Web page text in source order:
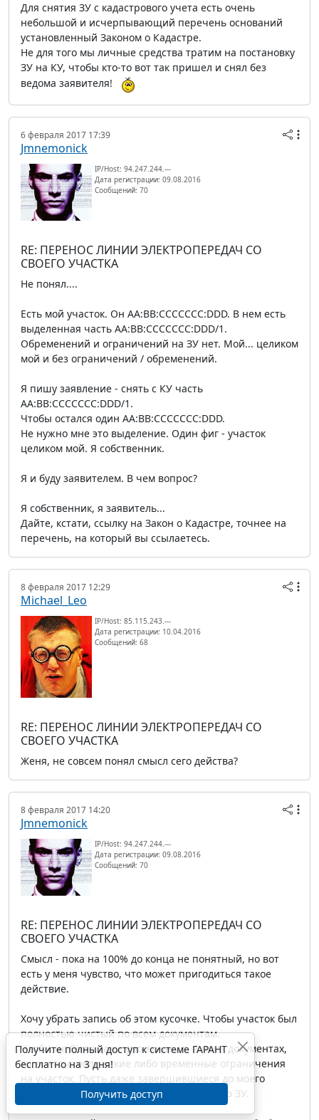
Для снятия ЗУ с кадастрового учета есть очень
небольшой и исчерпывающий перечень оснований
установленный Законом о Кадастре.
Не для того мы личные средства тратим на постановку
ЗУ на КУ, чтобы кто-то вот так пришел и снял без
ведома заявителя!
6 февраля 2017 17:39
Jmnemonick
IP/Host: 94.247.244.---
Дата регистрации: 09.08.2016
Сообщений: 70
RE: ПЕРЕНОС ЛИНИИ ЭЛЕКТРОПЕРЕДАЧ СО
СВОЕГО УЧАСТКА
Не понял....
Есть мой участок. Он AA:BB:CCCCCCC:DDD. В нем есть
выделенная часть AA:BB:CCCCCCC:DDD/1.
Обременений и ограничений на ЗУ нет. Мой... целиком
мой и без ограничений / обременений.
Я пишу заявление - снять с КУ часть
AA:BB:CCCCCCC:DDD/1.
Чтобы остался один AA:BB:CCCCCCC:DDD.
Не нужно мне это выделение. Один фиг - участок
целиком мой. Я собственник.
Я и буду заявителем. В чем вопрос?
Я собственник, я заявитель...
Дайте, кстати, ссылку на Закон о Кадастре, точнее на
перечень, на который вы ссылаетесь.
8 февраля 2017 12:29
Michael_Leo
IP/Host: 85.115.243.---
Дата регистрации: 10.04.2016
Сообщений: 68
RE: ПЕРЕНОС ЛИНИИ ЭЛЕКТРОПЕРЕДАЧ СО
СВОЕГО УЧАСТКА
Женя, не совсем понял смысл сего действа?
8 февраля 2017 14:20
Jmnemonick
IP/Host: 94.247.244.---
Дата регистрации: 09.08.2016
Сообщений: 70
RE: ПЕРЕНОС ЛИНИИ ЭЛЕКТРОПЕРЕДАЧ СО
СВОЕГО УЧАСТКА
Смысл - пока на 100% до конца не понятный, но вот
есть у меня чувство, что может пригодиться такое
действие.
Хочу убрать запись об этом кусочке. Чтобы участок был
полностью чистый по всем документам.
Чтобы не было даже упоминания, в моих документах,
того, что стояли какие либо временные ограничения
на участок. Пусть даже завершившиеся до моего
вступления в права собственника данного ЗУ.
Получите полный доступ к системе ГАРАНТ
бесплатно на 3 дня!
Получить доступ